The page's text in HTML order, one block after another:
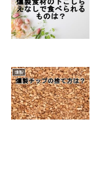
燻製